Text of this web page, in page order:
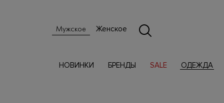
Мужское Женское
НОВИНКИ БРЕНДЫ SALE ОДЕЖДА